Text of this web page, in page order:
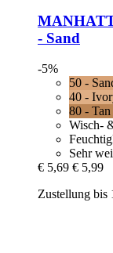
-​ Sand
-5%
50 -
40 -
80 - Tan
Wisch-
Sehr
€ 5,69 € 5,99
Zustellung bis